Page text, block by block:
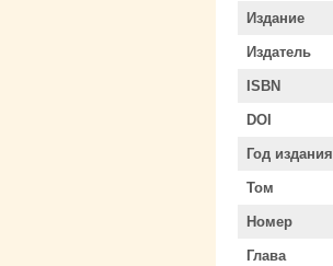
Издание
Издатель
ISBN
DOI
Год издания
Том
Номер
Глава